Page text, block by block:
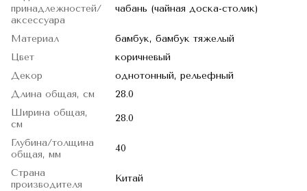
принадлежностей/
аксессуара
чабань (чайная доска-столик)
Материал
бамбук, бамбук тяжелый
Цвет
коричневый
Декор
однотонный, рельефный
Длина общая, см
28.0
Ширина общая,
см
28.0
Глубина/толщина
общая, мм
40
Страна
производителя
Китай